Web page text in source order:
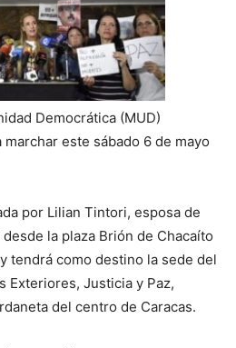
Democrática (MUD)
este sábado 6 de mayo
por Lilian Tintori, esposa de
la plaza Brión de Chacaíto
tendrá como destino la sede del
Exteriores, Justicia y Paz,
del centro de Caracas.